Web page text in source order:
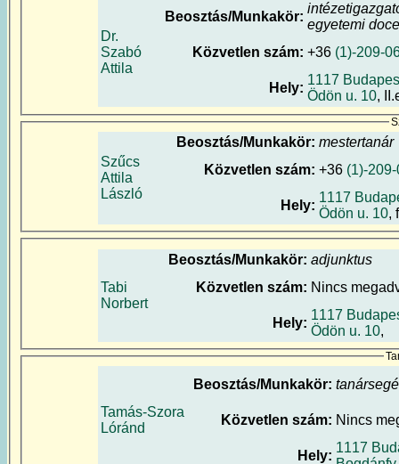
Dr.
Szabó
Attila
Beosztás/Munkakör:
egyetemi
Közvetlen szám: +36 (1)-209-
Hely:
1117
Ödön u. 10,
Szűcs
Attila
László
Beosztás/Munkakör: mestertanár
Közvetlen szám: +36 (1)-
Hely:
1117
Ödön u. 10,
Tabi
Norbert
Beosztás/Munkakör: adjunktus
Közvetlen szám: Nincs
Hely:
1117
Ödön u. 10,
Tamás-Szora
Lóránd
Beosztás/Munkakör:
Közvetlen szám: Nincs
Hely:
1117